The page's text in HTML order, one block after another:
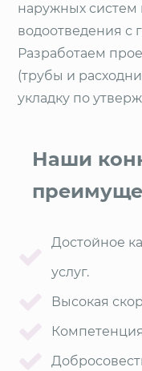
наружных
водоотведения с
Разработаем
(трубы и
укладку по
Наши
Достойное
услуг.
Высокая